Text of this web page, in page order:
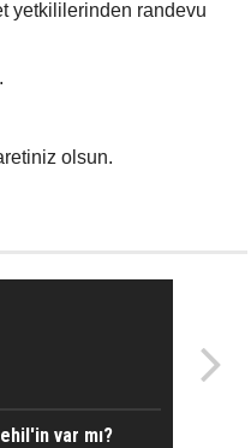
yetkililerinden randevu
olsun.
var mı?